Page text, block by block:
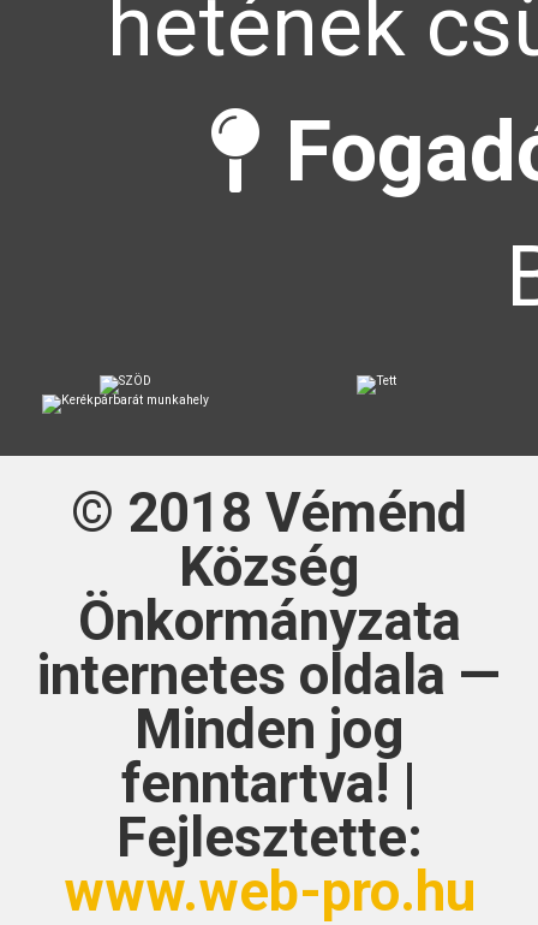
hetének
© 2018 Véménd
Község
Önkormányzata
internetes oldala —
Minden jog
fenntartva! |
Fejlesztette:
www.web-pro.hu